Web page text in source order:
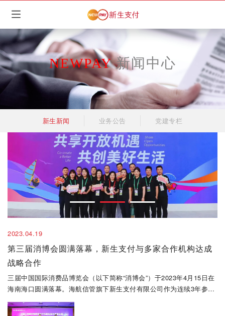
NEWPAY 新闻中心
新生新闻 业务公告 党建专栏
2023.04.19
第三届消博会圆满落幕，新生支付与多家合作机构达成
战略合作
三届中国国际消费品博览会（以下简称“消博会”）于2023年4月15日在
海南海口圆满落幕。海航信管旗下新生支付有限公司作为连续3年参展
消博会的自贸港本土唯一法人支付机构，伴随消博会一路成长，此次
再度亮相消博会参展成效持续超出预期，期间接待政府代表团拜访2